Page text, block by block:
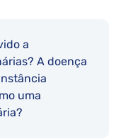
a
A doença
uma